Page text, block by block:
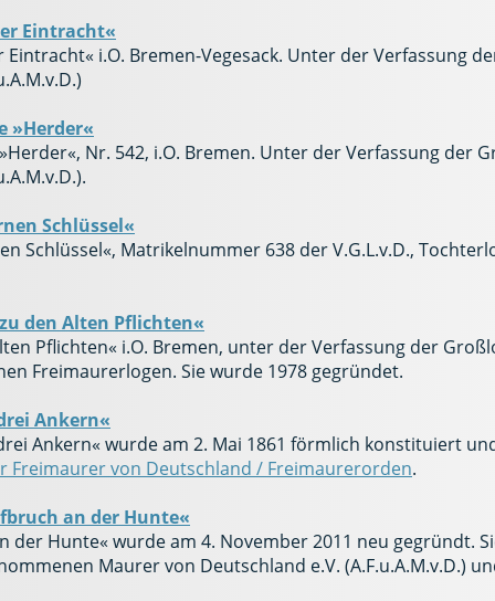
Eintracht«
i.O. Bremen-Vegesack. Unter der Verfassung
»Herder«
Nr. 542, i.O. Bremen. Unter der Verfassung
Schlüssel«
Schlüssel«, Matrikelnummer 638 der V.G.L.v.D.,
den Alten Pflichten«
Pflichten« i.O. Bremen, unter der Verfassung der
Freimaurerlogen. Sie wurde 1978 gegründet.
Ankern«
Ankern« wurde am 2. Mai 1861 förmlich konstituiert
Freimaurer von Deutschland / Freimaurerorden.
an der Hunte«
der Hunte« wurde am 4. November 2011 neu gegründt.
Maurer von Deutschland e.V. (A.F.u.A.M.v.D.)